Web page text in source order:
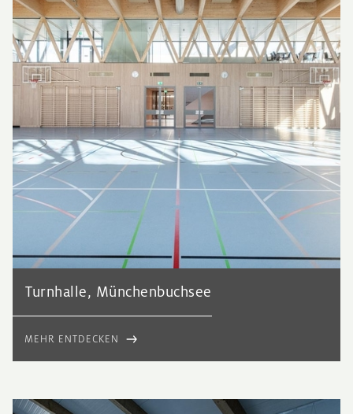
Turnhalle, Münchenbuchsee
MEHR ENTDECKEN